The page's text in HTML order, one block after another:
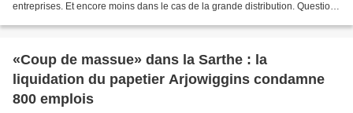
entreprises. Et encore moins dans le cas de la grande distribution. Question
«Coup de massue» dans la Sarthe : la
liquidation du papetier Arjowiggins condamne
800 emplois